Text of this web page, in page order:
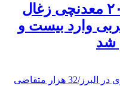
کشته شدن ۲۰ معدنچی زغال
وارد بیست و
شد